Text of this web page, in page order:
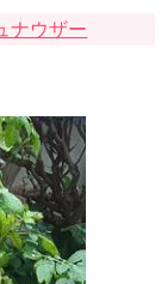
ナウザー